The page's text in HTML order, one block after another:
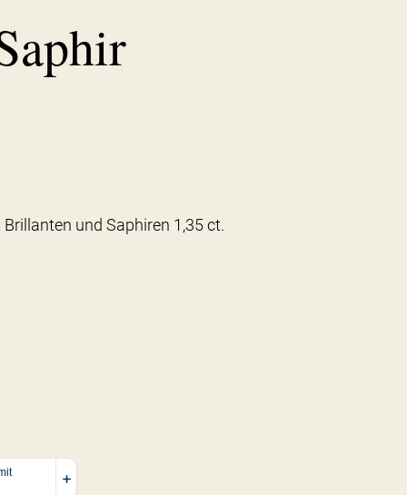
und Saphiren 1,35 ct.